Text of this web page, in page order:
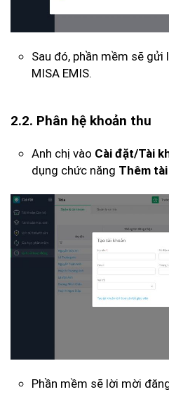
Sau đó, phần mềm sẽ
MISA EMIS.
2.2. Phân hệ khoản thu
Anh chị vào Cài đặt/Tài
dụng chức năng Thêm
Phần mềm sẽ lời mời